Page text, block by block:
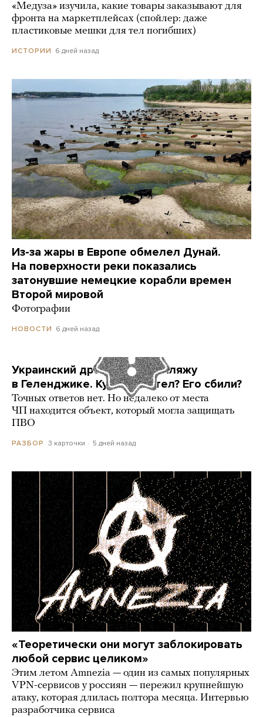
«Медуза» изучила, какие товары заказывают для
фронта на маркетплейсах (спойлер: даже
пластиковые мешки для тел погибших)
ИСТОРИИ 6 дней назад
Из-за жары в Европе обмелел Дунай.
На поверхности реки показались
затонувшие немецкие корабли времен
Второй мировой
Фотографии
НОВОСТИ 6 дней назад
Украинский дрон попал по пляжу
в Геленджике. Куда он летел? Его сбили?
Точных ответов нет. Но недалеко от места
ЧП находится объект, который могла защищать
ПВО
РАЗБОР 3 карточки 5 дней назад
«Теоретически они могут заблокировать
любой сервис целиком»
Этим летом Amnezia — один из самых популярных
VPN-сервисов у россиян — пережил крупнейшую
атаку, которая длилась полтора месяца. Интервью
разработчика сервиса